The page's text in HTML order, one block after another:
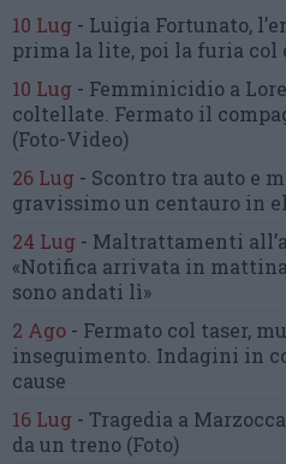
10 Lug - Luigia Fortunato,
prima la lite, poi la furia col
10 Lug - Femminicidio a
coltellate. Fermato il
(Foto-Video)
26 Lug - Scontro tra auto e
gravissimo un centauro in
24 Lug - Maltrattamenti
«Notifica arrivata in
sono andati lì»
2 Ago - Fermato col taser,
inseguimento. Indagini in
cause
16 Lug - Tragedia a
da un treno (Foto)